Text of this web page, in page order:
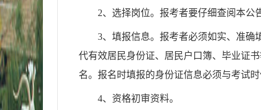
2、 选择岗位。报考者要仔细查阅本公
3、 填报信息。报考者必须如实、准确
代有效居民身份证、居民户口簿、毕业证
名。报名时填报的身份证信息必须与考试
4、资格初审资料。